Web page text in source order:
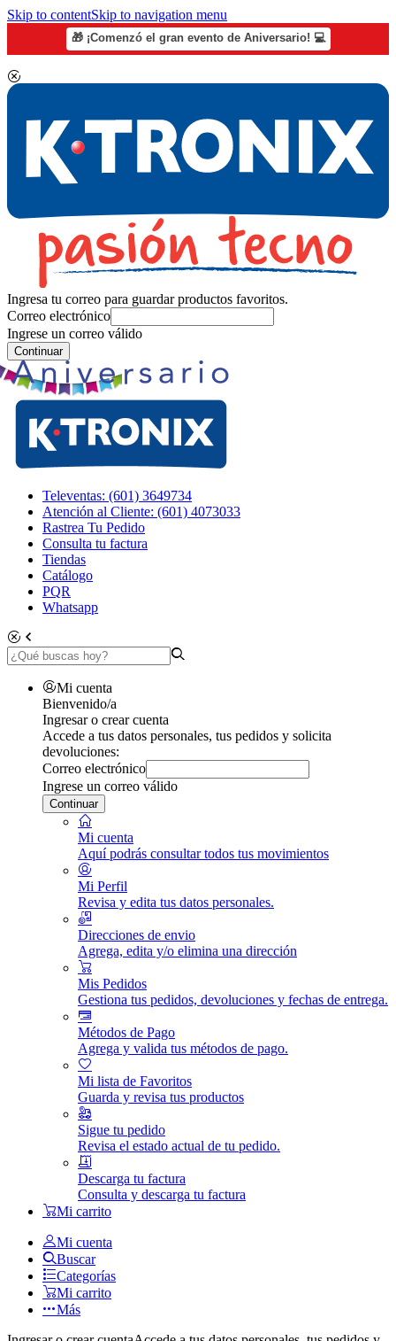
Skip to contentSkip to navigation menu
🎁 ¡Comenzó el gran evento de Aniversario! 💻
Ingresa tu correo para guardar productos favoritos.
Correo electrónico
Ingrese un correo válido
Continuar
Televentas: (601) 3649734
Atención al Cliente: (601) 4073033
Rastrea Tu Pedido
Consulta tu factura
Tiendas
Catálogo
PQR
Whatsapp
Mi cuenta
Bienvenido/a
Ingresar o crear cuenta
Accede a tus datos personales, tus pedidos y solicita
devoluciones:
Correo electrónico
Ingrese un correo válido
Continuar
Mi cuenta
Aquí podrás consultar todos tus movimientos
Mi Perfil
Revisa y edita tus datos personales.
Direcciones de envio
Agrega, edita y/o elimina una dirección
Mis Pedidos
Gestiona tus pedidos, devoluciones y fechas de entrega.
Métodos de Pago
Agrega y valida tus métodos de pago.
Mi lista de Favoritos
Guarda y revisa tus productos
Sigue tu pedido
Revisa el estado actual de tu pedido.
Descarga tu factura
Consulta y descarga tu factura
Mi carrito
Mi cuenta
Buscar
Categorías
Mi carrito
Más